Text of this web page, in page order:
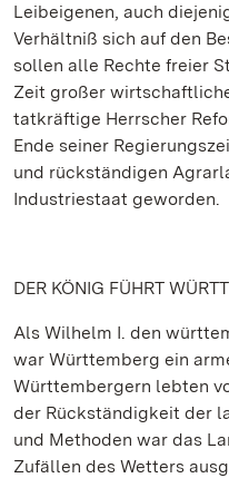
Leibeigenen, auch
Verhältniß sich auf den
sollen alle Rechte freier
Zeit großer
tatkräftige Herrscher
Ende seiner
und rückständigen
Industriestaat geworden.
DER KÖNIG FÜHRT
Als Wilhelm I. den
war Württemberg ein
Württembergern lebten
der Rückständigkeit der
und Methoden war das
Zufällen des Wetters